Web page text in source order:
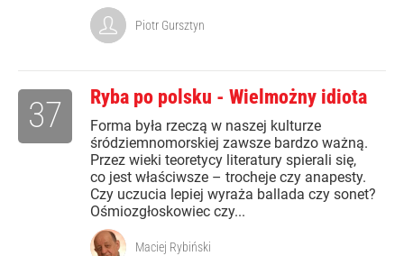
Piotr Gursztyn
Ryba po polsku - Wielmożny idiota
Forma była rzeczą w naszej kulturze
śródziemnomorskiej zawsze bardzo ważną.
Przez wieki teoretycy literatury spierali się,
co jest właściwsze – trocheje czy anapesty.
Czy uczucia lepiej wyraża ballada czy sonet?
Ośmiozgłoskowiec czy...
37
Maciej Rybiński